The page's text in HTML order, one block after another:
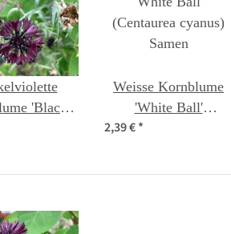
'Black
Weisse Kornblume
'White Ball'
(Centaurea cyanus)
2,39 €*